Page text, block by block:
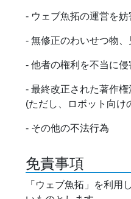
- ウェブ魚拓の運営を
- 無修正のわいせつ物
- 他者の権利を不当に侵
- 最終改正された著作
(ただし、ロボット向け
- その他の不法行為
免責事項
「ウェブ魚拓」を利用